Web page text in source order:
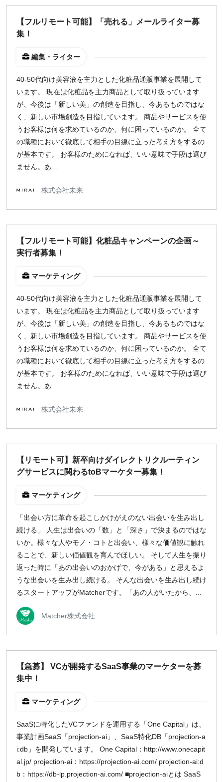
【フルリモート可能】「売れる」メールライター募
集！
編集・ライター
40-50代向け美容液を主力とした化粧品通販事業を展開して
います。 現在は化粧品を主力商品として取り扱っています
が、今後は「新しい美」の創造を目指し、今あるものではな
く、新しい市場創造を目指しています。 商品やサービスを使
うお客様は何を求めているのか、何に困っているのか。 全て
の職種において徹底して相手の目線に立った考え方をするの
が基本です。 お客様のためになれば、いい意味で手段は選び
ません。あ...
株式会社未来
【フルリモート可能】化粧品キャンペーンの企画～
実行者募集！
マーケティング
40-50代向け美容液を主力とした化粧品通販事業を展開して
います。 現在は化粧品を主力商品として取り扱っています
が、今後は「新しい美」の創造を目指し、今あるものではな
く、新しい市場創造を目指しています。 商品やサービスを使
うお客様は何を求めているのか、何に困っているのか。 全て
の職種において徹底して相手の目線に立った考え方をするの
が基本です。 お客様のためになれば、いい意味で手段は選び
ません。あ...
株式会社未来
【リモート可】新卒向けダイレクトリクルーティン
グサービスに関わるtoBマーケター募集！
マーケティング
「出会い方に革命を起こしかけがえのない出会いを生み出し
続ける」 人生は出会いの「数」と「深さ」で決まるのではな
いか。様々な人やモノ・コトと出会い、様々な価値観に触れ
ることで、新しい価値観を育んでほしい。 そして人生を振り
返った時に「あの出会いのおかげで、今がある」と思えるよ
うな出会いを生み出し続ける。 そんな出会いを生み出し続け
るスタートアップがMatcherです。「あの人がいたから、...
Matcher株式会社
【急募】 VCが開発するSaaS事業のマーケターを募
集中！
マーケティング
SaaSに特化したVCファンドを運用する「One Capital」は、
事業計画SaaS「projection-ai」、SaaS特化DB「projection-a
i:db」を開発しています。 One Capital：http://www.onecapit
al.jp/ projection-ai：https://projection-ai.com/ projection-ai:d
b：https://db-lp.projection-ai.com/ ■projection-aiとは SaaS